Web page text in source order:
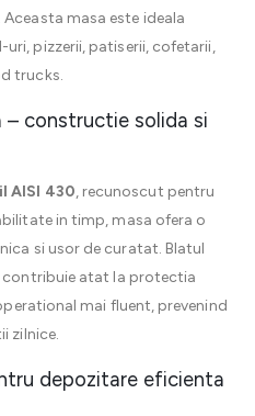
masa este ideala
pizzerii, patiserii, cofetarii,
trucks.
– constructie solida si
AISI 430, recunoscut pentru
in timp, masa ofera o
si usor de curatat. Blatul
atat la protectia
mai fluent, prevenind
zilnice.
depozitare eficienta